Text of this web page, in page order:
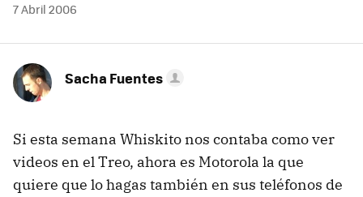
7 Abril 2006
Sacha Fuentes
Si esta semana Whiskito nos contaba como ver
videos en el Treo, ahora es Motorola la que
quiere que lo hagas también en sus teléfonos de